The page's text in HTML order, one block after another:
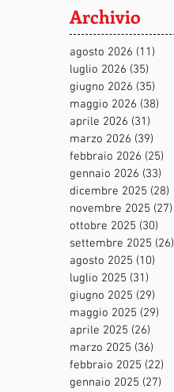
Archivio
agosto 2026 (11)
luglio 2026 (35)
giugno 2026 (35)
maggio 2026 (38)
aprile 2026 (31)
marzo 2026 (39)
febbraio 2026 (25)
gennaio 2026 (33)
dicembre 2025 (28)
novembre 2025 (27)
ottobre 2025 (30)
settembre 2025 (26)
agosto 2025 (10)
luglio 2025 (31)
giugno 2025 (29)
maggio 2025 (29)
aprile 2025 (26)
marzo 2025 (36)
febbraio 2025 (22)
gennaio 2025 (27)